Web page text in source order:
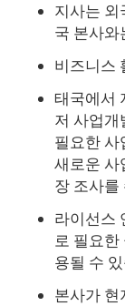
지사는 외
국 본사와
비즈니스
태국에서
저 사업개
필요한 사
새로운 사
장 조사를
라이선스
로 필요한
용될 수
본사가 현